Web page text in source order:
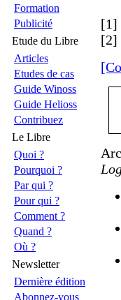
Formation
Publicité
Etude du Libre
Articles
Etudes de cas
Guide Winoss
Guide Helioss
Contribuez
Le Libre
Quoi ?
Pourquoi ?
Par qui ?
Pour qui ?
Comment ?
Quand ?
Où ?
Newsletter
Dernière édition
Abonnez-vous
[1]
[2]